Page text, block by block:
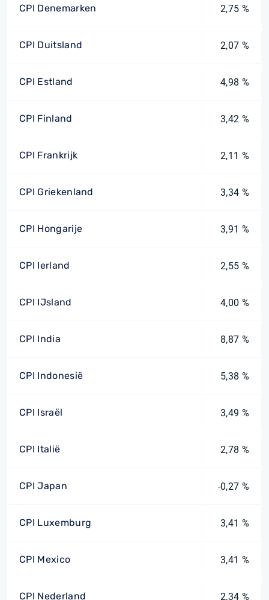
CPI Denemarken 2,75 %
CPI Duitsland 2,07 %
CPI Estland 4,98 %
CPI Finland 3,42 %
CPI Frankrijk 2,11 %
CPI Griekenland 3,34 %
CPI Hongarije 3,91 %
CPI Ierland 2,55 %
CPI IJsland 4,00 %
CPI India 8,87 %
CPI Indonesië 5,38 %
CPI Israël 3,49 %
CPI Italië 2,78 %
CPI Japan -0,27 %
CPI Luxemburg 3,41 %
CPI Mexico 3,41 %
CPI Nederland 2,34 %